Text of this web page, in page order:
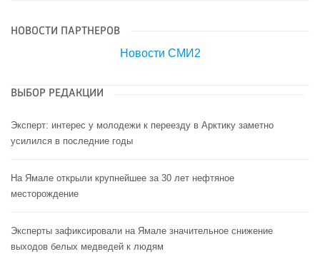
НОВОСТИ ПАРТНЕРОВ
Новости СМИ2
ВЫБОР РЕДАКЦИИ
Эксперт: интерес у молодежи к переезду в Арктику заметно
усилился в последние годы
На Ямале открыли крупнейшее за 30 лет нефтяное
месторождение
Эксперты зафиксировали на Ямале значительное снижение
выходов белых медведей к людям